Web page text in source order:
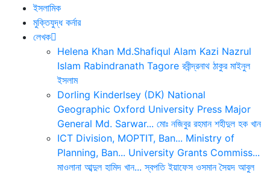
ইসলামিক
মুক্তিযুদ্ধ কর্নার
লেখক
Helena Khan Md.Shafiqul Alam Kazi Nazrul
Islam Rabindranath Tagore রবীন্দ্রনাথ ঠাকুর মাইনুল
ইসলাম
Dorling Kinderlsey (DK) National
Geographic Oxford University Press Major
General Md. Sarwar... মোঃ নজিবুর রহমান শহীদুল হক খান
ICT Division, MOPTIT, Ban... Ministry of
Planning, Ban... University Grants Commiss...
মাওলানা আব্দুল হামিদ খান... স্বপতি ইয়াফেস ওসমান সৈয়দ আবুল